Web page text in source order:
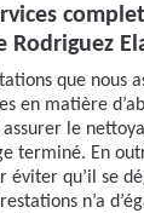
Rodriguez
que nous
en matière
le
terminé. En
éviter qu’il se
n’a